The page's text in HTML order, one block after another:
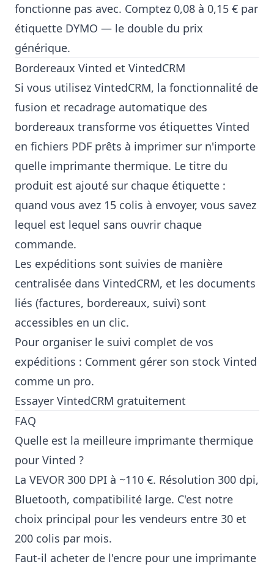
fonctionne pas avec. Comptez 0,08 à 0,15 € par
étiquette DYMO — le double du prix
générique.
Bordereaux Vinted et VintedCRM
Si vous utilisez VintedCRM, la fonctionnalité de
fusion et recadrage automatique des
bordereaux transforme vos étiquettes Vinted
en fichiers PDF prêts à imprimer sur n'importe
quelle imprimante thermique. Le titre du
produit est ajouté sur chaque étiquette :
quand vous avez 15 colis à envoyer, vous savez
lequel est lequel sans ouvrir chaque
commande.
Les expéditions sont suivies de manière
centralisée dans VintedCRM, et les documents
liés (factures, bordereaux, suivi) sont
accessibles en un clic.
Pour organiser le suivi complet de vos
expéditions : Comment gérer son stock Vinted
comme un pro.
Essayer VintedCRM gratuitement
FAQ
Quelle est la meilleure imprimante thermique
pour Vinted ?
La VEVOR 300 DPI à ~110 €. Résolution 300 dpi,
Bluetooth, compatibilité large. C'est notre
choix principal pour les vendeurs entre 30 et
200 colis par mois.
Faut-il acheter de l'encre pour une imprimante